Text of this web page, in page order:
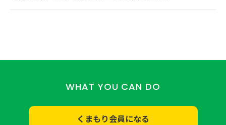
WHAT YOU CAN DO
くまもり会員になる